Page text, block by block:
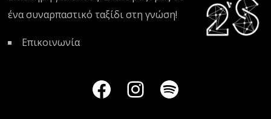
ένα συναρπαστικό ταξίδι στη γνώση!
Επικοινωνία